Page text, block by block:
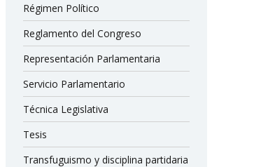
Régimen Político
Reglamento del Congreso
Representación Parlamentaria
Servicio Parlamentario
Técnica Legislativa
Tesis
Transfuguismo y disciplina partidaria